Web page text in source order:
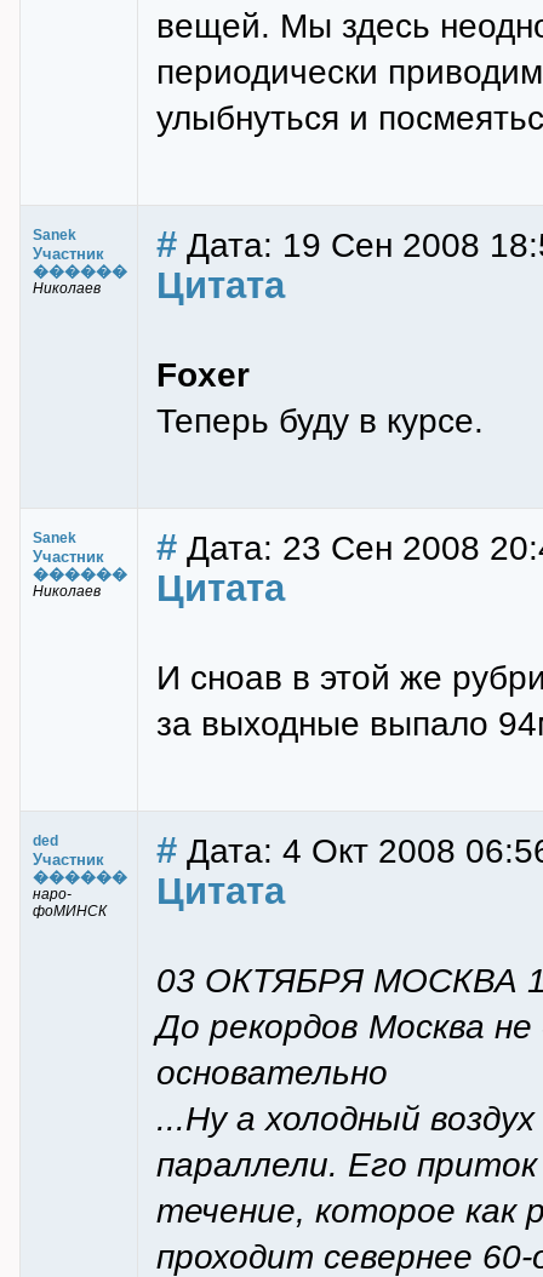
вещей. Мы здесь
периодически
улыбнуться и
Sanek
Участник
������
Николаев
# Дата: 19 Сен 2008
Цитата
Foxer
Теперь буду в курсе.
Sanek
Участник
������
Николаев
# Дата: 23 Сен 2008
Цитата
И сноав в этой же
за выходные выпало
ded
Участник
������
наро-
фоМИНСК
# Дата: 4 Окт 2008
Цитата
03 ОКТЯБРЯ МОСКВА
До рекордов Москва
основательно
...Ну а холодный
параллели. Его
течение, которое как
проходит севернее